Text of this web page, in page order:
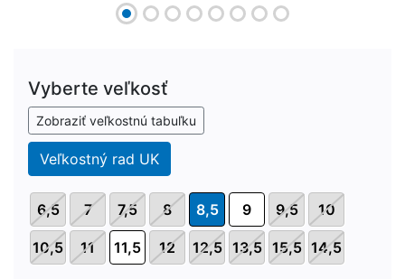
Vyberte veľkosť
Zobraziť veľkostnú tabuľku
Veľkostný rad UK
6,5 7 7,5 8 8,5 9 9,5 10
10,5 11 11,5 12 12,5 13,5 15,5 14,5